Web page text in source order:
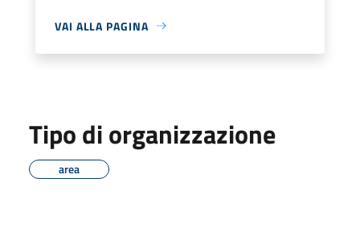
VAI ALLA PAGINA
Tipo di organizzazione
area